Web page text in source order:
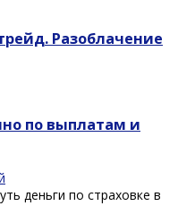
Разоблачение
по выплатам и
деньги по страховке в